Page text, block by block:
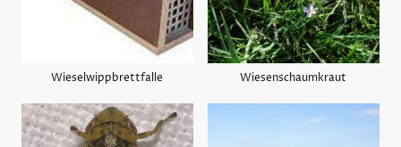
Wieselwippbrettfalle Wiesenschaumkraut